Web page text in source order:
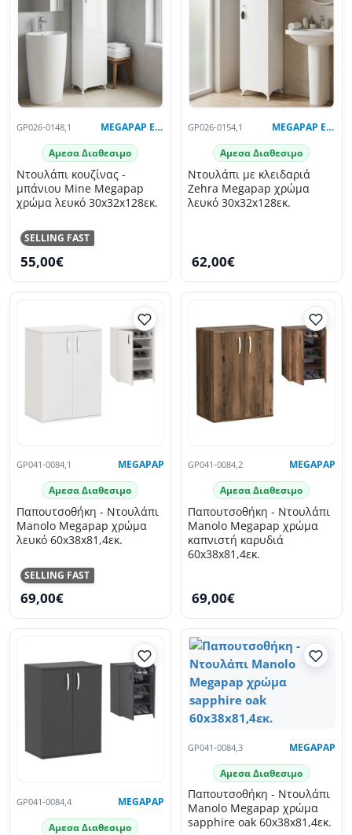
SELLING FAST
GP026-0148,1 MEGAPAP EXCLUSIVE
Αμεσα Διαθεσιμο
Ντουλάπι κουζίνας -
μπάνιου Mine Megapap
χρώμα λευκό 30x32x128εκ.
55,00€
GP026-0154,1 MEGAPAP EXCLUSIVE
Αμεσα Διαθεσιμο
Ντουλάπι με κλειδαριά
Zehra Megapap χρώμα
λευκό 30x32x128εκ.
62,00€
SELLING FAST
GP041-0084,1 MEGAPAP
Αμεσα Διαθεσιμο
Παπουτσοθήκη - Ντουλάπι
Manolo Megapap χρώμα
λευκό 60x38x81,4εκ.
69,00€
GP041-0084,2 MEGAPAP
Αμεσα Διαθεσιμο
Παπουτσοθήκη - Ντουλάπι
Manolo Megapap χρώμα
καπνιστή καρυδιά
60x38x81,4εκ.
69,00€
GP041-0084,4 MEGAPAP
Αμεσα Διαθεσιμο
GP041-0084,3 MEGAPAP
Αμεσα Διαθεσιμο
Παπουτσοθήκη - Ντουλάπι
Manolo Megapap χρώμα
sapphire oak 60x38x81,4εκ.